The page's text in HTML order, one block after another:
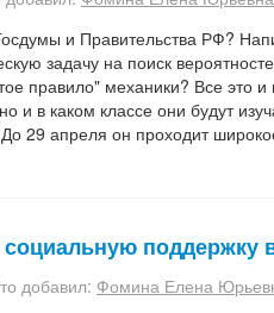
и Правительства РФ?
задачу на поиск
правило" механики? Все это
и в каком классе они будут
29 апреля он проходит
социальную поддержку
добавил: Фомина Елена